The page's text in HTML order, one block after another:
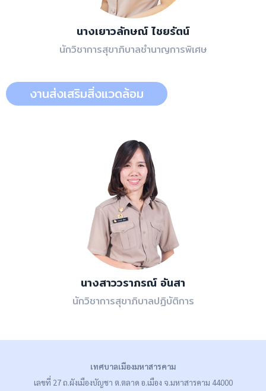
นางเยาวลักษณ์ ไชยรัตน์
นักวิชาการสุขาภิบาลชำนาญการพิเศษ
งานส่งเสริมสิ่งแวดล้อม
นางสาววราภรณ์ อันสา
นักวิชาการสุขาภิบาลปฏิบัติการ
เทศบาลเมืองมหาสารคาม
เลขที่ 27 ถ.ผังเมืองบัญชา ต.ตลาด อ.เมือง จ.มหาสารคาม 44000